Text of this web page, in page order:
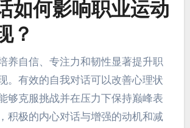
如何影响职业运动
？
养自信、专注力和韧性显著提升职
。有效的自我对话可以改善心理状
够克服挑战并在压力下保持巅峰表
积极的内心对话与增强的动机和减